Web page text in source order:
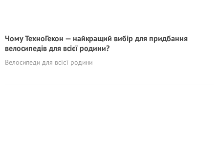
Чому ТехноГекон — найкращий вибір для придбання
велосипедів для всієї родини?
Велосипеди для всієї родини